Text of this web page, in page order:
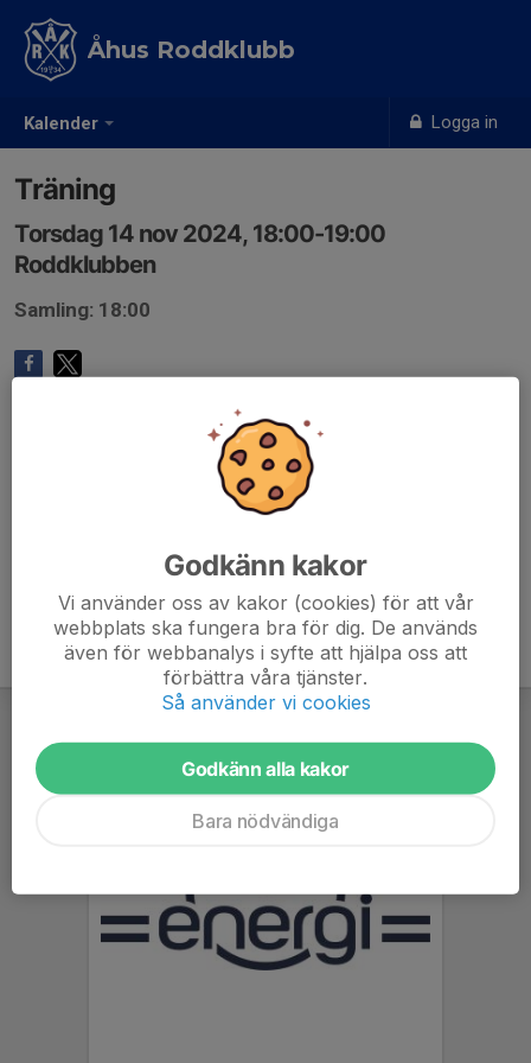
Kalender Logga in
Åhus Roddklubb
Träning
Torsdag 14 nov 2024, 18:00-19:00
Roddklubben
Samling: 18:00
Godkänn kakor
Vi använder oss av kakor (cookies) för att vår
webbplats ska fungera bra för dig. De används
även för webbanalys i syfte att hjälpa oss att
förbättra våra tjänster.
Så använder vi cookies
Godkänn alla kakor
Bara nödvändiga